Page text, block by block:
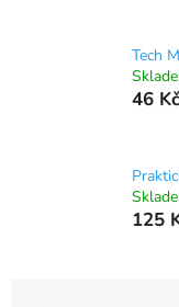
Tech
46 Kč
125